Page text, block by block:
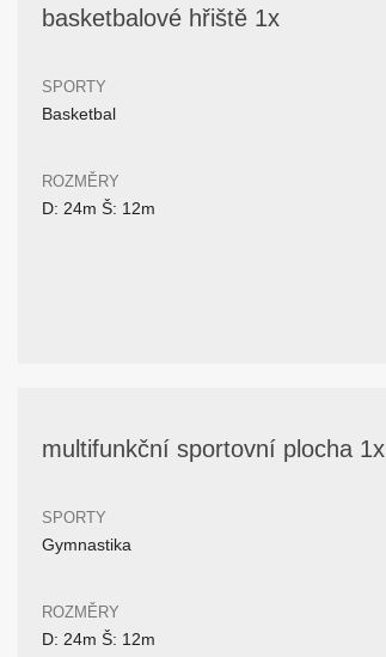
basketbalové hřiště 1x
SPORTY
Basketbal
ROZMĚRY
D: 24m Š: 12m
multifunkční sportovní plocha 1x
SPORTY
Gymnastika
ROZMĚRY
D: 24m Š: 12m